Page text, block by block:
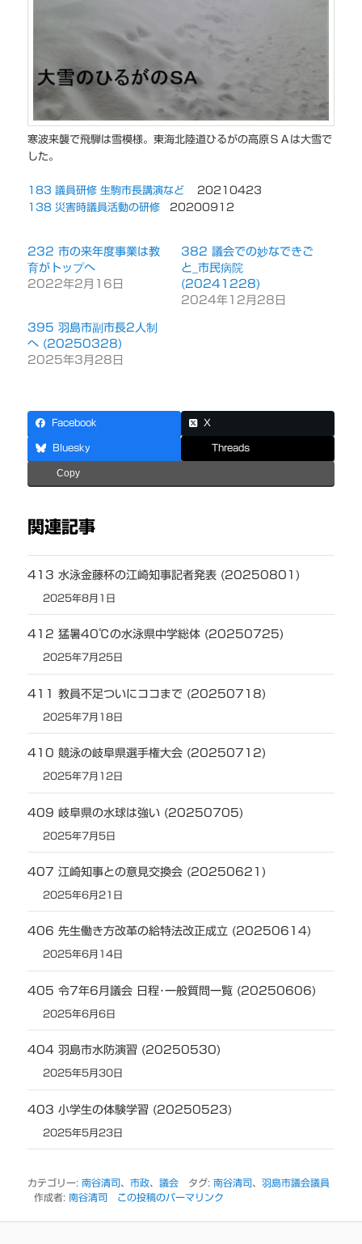
寒波来襲で飛騨は雪模様。東海北陸道ひるがの高原ＳＡは大雪で
した。
183 議員研修 生駒市長講演など 20210423
138 災害時議員活動の研修 20200912
232 市の来年度事業は教
育がトップへ
2022年2月16日
382 議会での妙なできご
と_市民病院
(20241228)
2024年12月28日
395 羽島市副市長2人制
へ (20250328)
2025年3月28日
Facebook X
Bluesky Threads
Copy
関連記事
413 水泳金藤杯の江崎知事記者発表 (20250801)
2025年8月1日
412 猛暑40℃の水泳県中学総体 (20250725)
2025年7月25日
411 教員不足ついにココまで (20250718)
2025年7月18日
410 競泳の岐阜県選手権大会 (20250712)
2025年7月12日
409 岐阜県の水球は強い (20250705)
2025年7月5日
407 江崎知事との意見交換会 (20250621)
2025年6月21日
406 先生働き方改革の給特法改正成立 (20250614)
2025年6月14日
405 令7年6月議会 日程･一般質問一覧 (20250606)
2025年6月6日
404 羽島市水防演習 (20250530)
2025年5月30日
403 小学生の体験学習 (20250523)
2025年5月23日
カテゴリー:南谷清司、市政、議会 タグ:南谷清司、羽島市議会議員
作成者:南谷清司 この投稿のパーマリンク